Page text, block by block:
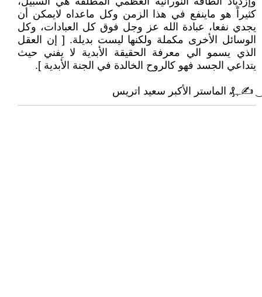
كثيراً هو ماينفع في هذا الزمن وكل ماعداه لايمكن أن
يجدي نفعا، عبادة الله عز وجل فوق كل العبادات، وكل
الوسائل الأخرى مكملة ولكنها ليست بديلة. [ إن العقل
الذي يسمو الي معرفة الحقيقة الأبدية لا يفني حيث
يتداعي الجسد فهو كالروح الخالدة في الجنة الأبدية ].
͜ ✍ﮩ₰ الماستر الأكبر سعيد اتريس